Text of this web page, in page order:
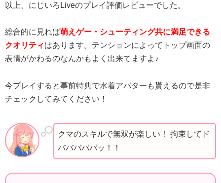
以上、にじいろLiveのプレイ評価レビューでした。
総合的に見れば萌えゲー・シューティング共に満足できる
クオリティはあります。テンションによってトップ画面の
表情がかわるのなんかもよく出来てますよ♪
今プレイすると事前特典で水着アバターも貰えるので是非
チェックしてみてください！
クマのスキルで無双が楽しい！ 拘束してド
バババババッ！！